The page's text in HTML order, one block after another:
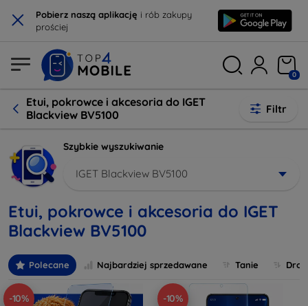
× Pobierz naszą aplikację i rób zakupy
prościej
0
Etui, pokrowce i akcesoria do IGET
Blackview BV5100
Filtr
Szybkie wyszukiwanie
IGET Blackview BV5100
Etui, pokrowce i akcesoria do IGET
Blackview BV5100
Polecane Najbardziej sprzedawane Tanie
-10% -10%